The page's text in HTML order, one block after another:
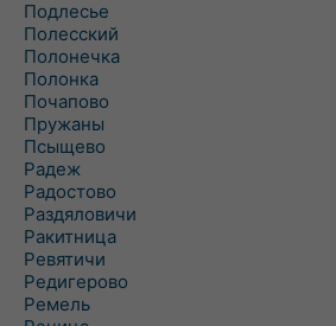
Подлесье
Полесский
Полонечка
Полонка
Почапово
Пружаны
Псыщево
Радеж
Радостово
Раздяловичи
Ракитница
Ревятичи
Редигерово
Ремель